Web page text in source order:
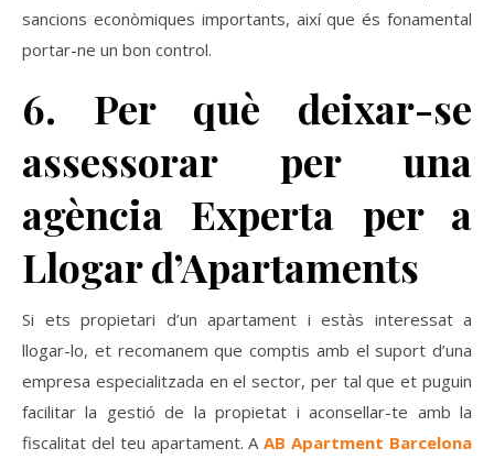
sancions econòmiques importants, així que és fonamental
portar-ne un bon control.
6. Per què deixar-se
assessorar per una
agència Experta per a
Llogar d’Apartaments
Si ets propietari d’un apartament i estàs interessat a
llogar-lo, et recomanem que comptis amb el suport d’una
empresa especialitzada en el sector, per tal que et puguin
facilitar la gestió de la propietat i aconsellar-te amb la
fiscalitat del teu apartament. AAB Apartment Barcelona